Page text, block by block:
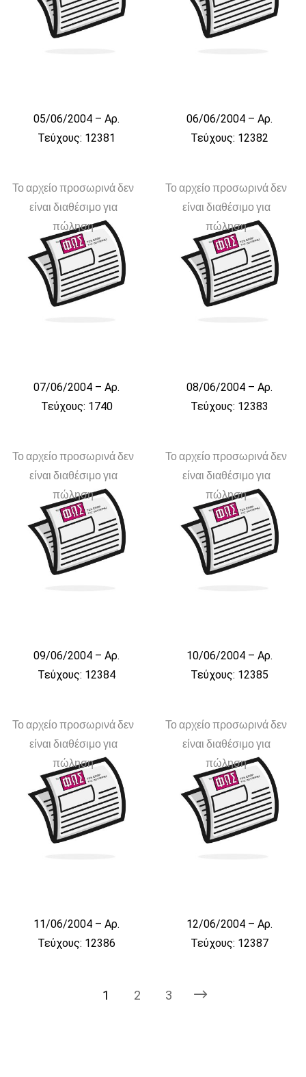
05/06/2004 – Αρ.
Τεύχους: 12381
06/06/2004 – Αρ.
Τεύχους: 12382
Το αρχείο προσωρινά δεν
είναι διαθέσιμο για
πώληση
07/06/2004 – Αρ.
Τεύχους: 1740
Το αρχείο προσωρινά δεν
είναι διαθέσιμο για
πώληση
08/06/2004 – Αρ.
Τεύχους: 12383
Το αρχείο προσωρινά δεν
είναι διαθέσιμο για
πώληση
09/06/2004 – Αρ.
Τεύχους: 12384
Το αρχείο προσωρινά δεν
είναι διαθέσιμο για
πώληση
10/06/2004 – Αρ.
Τεύχους: 12385
Το αρχείο προσωρινά δεν
είναι διαθέσιμο για
πώληση
11/06/2004 – Αρ.
Τεύχους: 12386
Το αρχείο προσωρινά δεν
είναι διαθέσιμο για
πώληση
12/06/2004 – Αρ.
Τεύχους: 12387
1 2 3